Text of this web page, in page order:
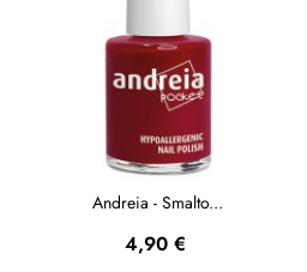
Andreia - Smalto...
Prezzo
4,90 €